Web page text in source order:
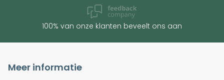
100% van onze klanten beveelt ons aan
Meer informatie